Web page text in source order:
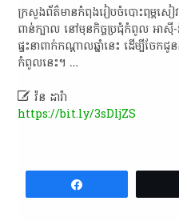
ក្រសួង​ព័ត៌មាន​កំពុង​រៀបចំ​បោះពុម្ព​សៀ
ពាន់​ក្បាល នៅមុន​កិច្ចប្រជុំ​កំពូល អាស៊ី-
ផ្ទះ​នា​ពាក់កណ្ដាល​ឆ្នាំនេះ ដើម្បី​ចែ
កំពូល​នេះ​។ …
 វ៉ន ដារ៉ា
https://bit.ly/3sDljZS